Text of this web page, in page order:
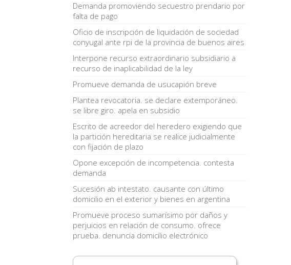
Demanda promoviendo secuestro prendario por
falta de pago
Oficio de inscripción de liquidación de sociedad
conyugal ante rpi de la provincia de buenos aires
Interpone recurso extraordinario subsidiario a
recurso de inaplicabilidad de la ley
Promueve demanda de usucapión breve
Plantea revocatoria. se declare extemporáneo.
se libre giro. apela en subsidio
Escrito de acreedor del heredero exigiendo que
la partición hereditaria se realice judicialmente
con fijación de plazo
Opone excepción de incompetencia. contesta
demanda
Sucesión ab intestato. causante con último
domicilio en el exterior y bienes en argentina
Promueve proceso sumarísimo por daños y
perjuicios en relación de consumo. ofrece
prueba. denuncia domicilio electrónico